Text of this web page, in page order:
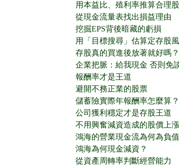
用本益比、殖利率推算合理
從現金流量表找出損益理由
挖掘EPS背後暗藏的虧損
用「目標搜尋」估算定存股
存股真的買進後放著就好嗎？
企業把脈：給我現金 否則免
報酬率才是王道
避開不務正業的股票
儲蓄險實際年報酬率怎麼算？
公司獲利穩定才是存股王道
不用興奮減資造成的股價上漲
鴻海的營業現金流為何為負
鴻海為何現金減資？
從資產周轉率判斷經營能力